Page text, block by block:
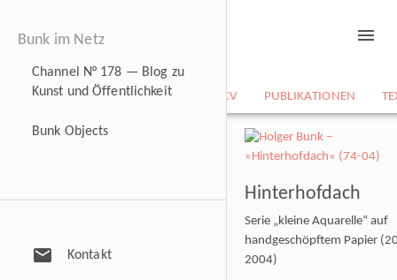
NEWS BILDARCHIV CV PUBLIKATIONEN
menu
Bunk im Netz
Channel N° 178 — Blog zu
Kunst und Öffentlichkeit
Bunk Objects
mail Kontakt
Hinterhofdach
Serie „kleine Aquarelle“ auf
handgeschöpftem Papier
2004)